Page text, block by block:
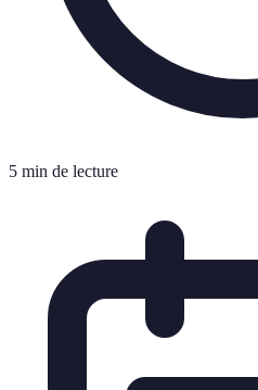
5 min de lecture